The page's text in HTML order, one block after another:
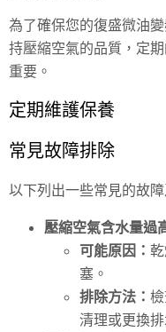
為了確保您的復盛微油
持壓縮空氣的品質，定
重要。
定期維護保養
常見故障排除
以下列出一些常見的故障
壓縮空氣含水量過
可能原因：
塞。
排除方法：
清理或更換排